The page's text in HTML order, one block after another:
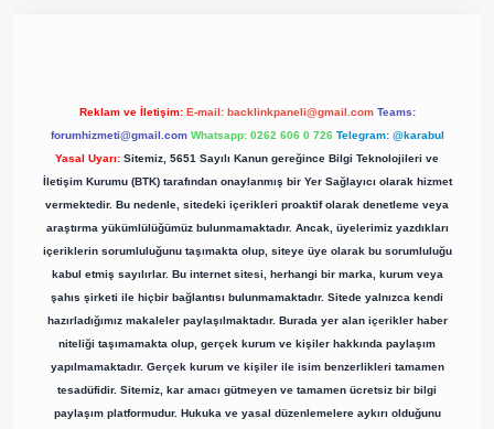
Reklam ve İletişim: E-mail: backlinkpaneli@gmail.com Teams:
forumhizmeti@gmail.com Whatsapp: 0262 606 0 726 Telegram: @karabul
Yasal Uyarı: Sitemiz, 5651 Sayılı Kanun gereğince Bilgi Teknolojileri ve
İletişim Kurumu (BTK) tarafından onaylanmış bir Yer Sağlayıcı olarak hizmet
vermektedir. Bu nedenle, sitedeki içerikleri proaktif olarak denetleme veya
araştırma yükümlülüğümüz bulunmamaktadır. Ancak, üyelerimiz yazdıkları
içeriklerin sorumluluğunu taşımakta olup, siteye üye olarak bu sorumluluğu
kabul etmiş sayılırlar. Bu internet sitesi, herhangi bir marka, kurum veya
şahıs şirketi ile hiçbir bağlantısı bulunmamaktadır. Sitede yalnızca kendi
hazırladığımız makaleler paylaşılmaktadır. Burada yer alan içerikler haber
niteliği taşımamakta olup, gerçek kurum ve kişiler hakkında paylaşım
yapılmamaktadır. Gerçek kurum ve kişiler ile isim benzerlikleri tamamen
tesadüfidir. Sitemiz, kar amacı gütmeyen ve tamamen ücretsiz bir bilgi
paylaşım platformudur. Hukuka ve yasal düzenlemelere aykırı olduğunu